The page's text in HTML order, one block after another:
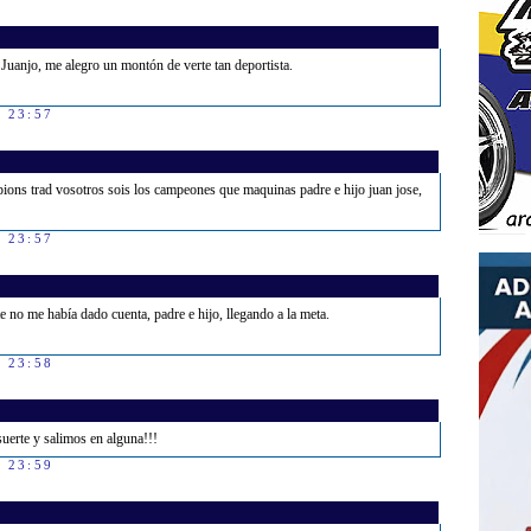
me alegro un montón de verte tan deportista.
23:57
trad vosotros sois los campeones que maquinas padre e hijo juan jose,
23:57
me había dado cuenta, padre e hijo, llegando a la meta.
23:58
y salimos en alguna!!!
23:59